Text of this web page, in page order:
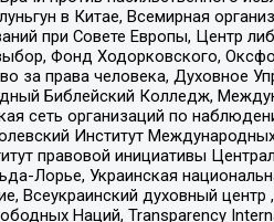
в Китае, Всемирная
при Совете Европы, Центр
Фонд Ходорковского,
права человека, Духовное
Библейский Колледж,
сеть организаций по
Институт
правовой инициативы
Лорье, Украинская
духовный центр
Наций, Transparеncy